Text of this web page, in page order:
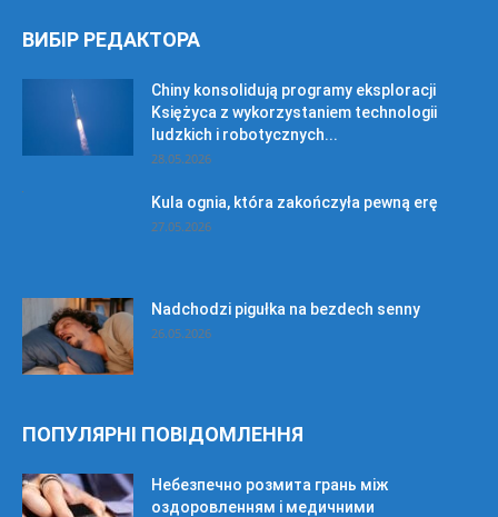
ВИБІР РЕДАКТОРА
Chiny konsolidują programy eksploracji
Księżyca z wykorzystaniem technologii
ludzkich i robotycznych...
28.05.2026
Kula ognia, która zakończyła pewną erę
27.05.2026
Nadchodzi pigułka na bezdech senny
26.05.2026
ПОПУЛЯРНІ ПОВІДОМЛЕННЯ
Небезпечно розмита грань між
оздоровленням і медичними